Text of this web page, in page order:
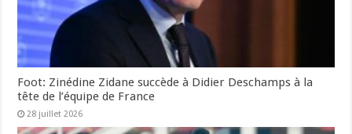
Foot: Zinédine Zidane succède à Didier Deschamps à la
tête de l’équipe de France
28 juillet 2026